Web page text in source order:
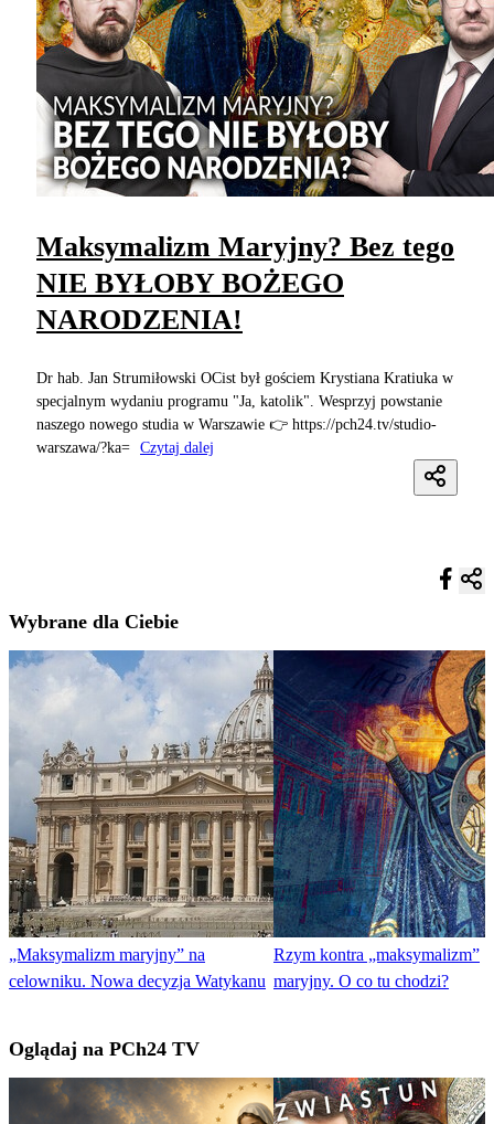
Maksymalizm Maryjny? Bez tego
NIE BYŁOBY BOŻEGO
NARODZENIA!
Dr hab. Jan Strumiłowski OCist był gościem Krystiana Kratiuka w
specjalnym wydaniu programu "Ja, katolik". Wesprzyj powstanie
naszego nowego studia w Warszawie 👉 https://pch24.tv/studio-
warszawa/?ka= Czytaj dalej
Wybrane dla Ciebie
„Maksymalizm maryjny” na
celowniku. Nowa decyzja Watykanu
Rzym kontra „maksymalizm”
maryjny. O co tu chodzi?
Oglądaj na PCh24 TV